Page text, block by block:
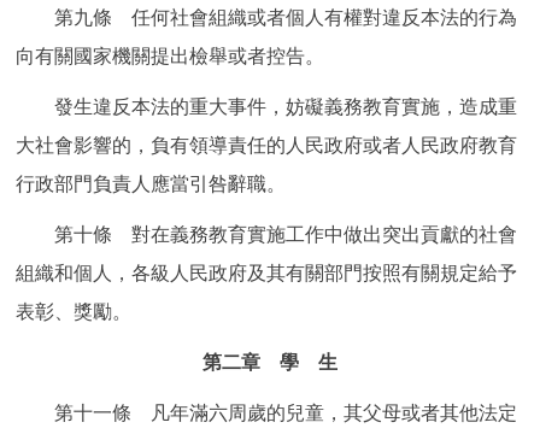
第九條 任何社會組織或者個人有權對違反本法的行為
向有關國家機關提出檢舉或者控告。
發生違反本法的重大事件，妨礙義務教育實施，造成重
大社會影響的，負有領導責任的人民政府或者人民政府教育
行政部門負責人應當引咎辭職。
第十條 對在義務教育實施工作中做出突出貢獻的社會
組織和個人，各級人民政府及其有關部門按照有關規定給予
表彰、獎勵。
第二章 學 生
第十一條 凡年滿六周歲的兒童，其父母或者其他法定